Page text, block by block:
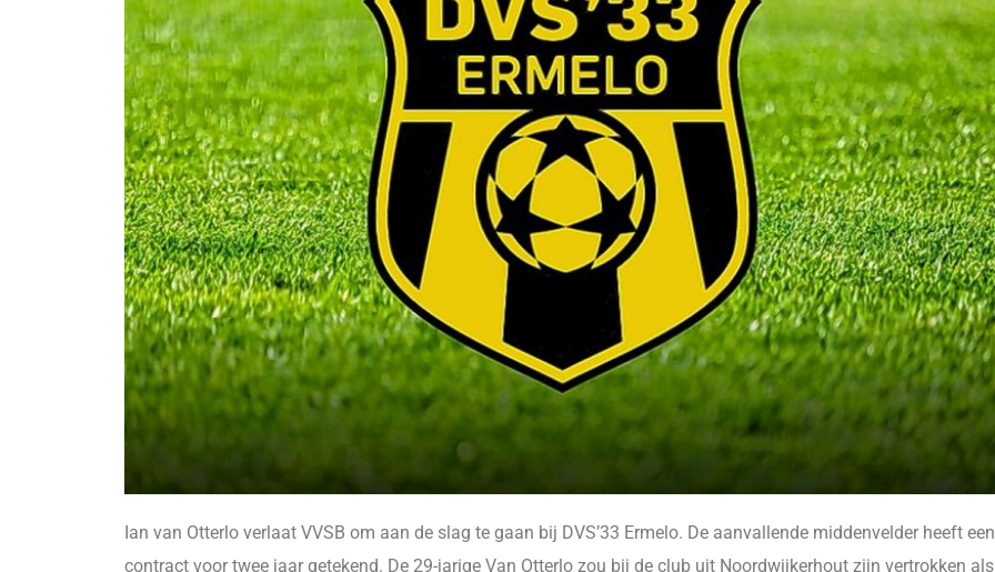
Ian van Otterlo verlaat VVSB om aan de slag te gaan bij DVS’33 Ermelo. De aanvallende middenvelder heeft een
contract voor twee jaar getekend. De 29-jarige Van Otterlo zou bij de club uit Noordwijkerhout zijn vertrokken als